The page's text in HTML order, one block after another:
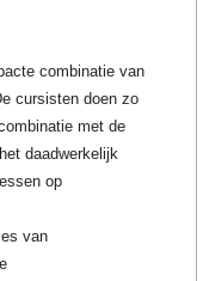
combinatie van
cursisten doen zo
met de
daadwerkelijk
op
van